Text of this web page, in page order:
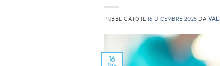
PUBBLICATO IL 16 DICEMBRE 2025 DA
16